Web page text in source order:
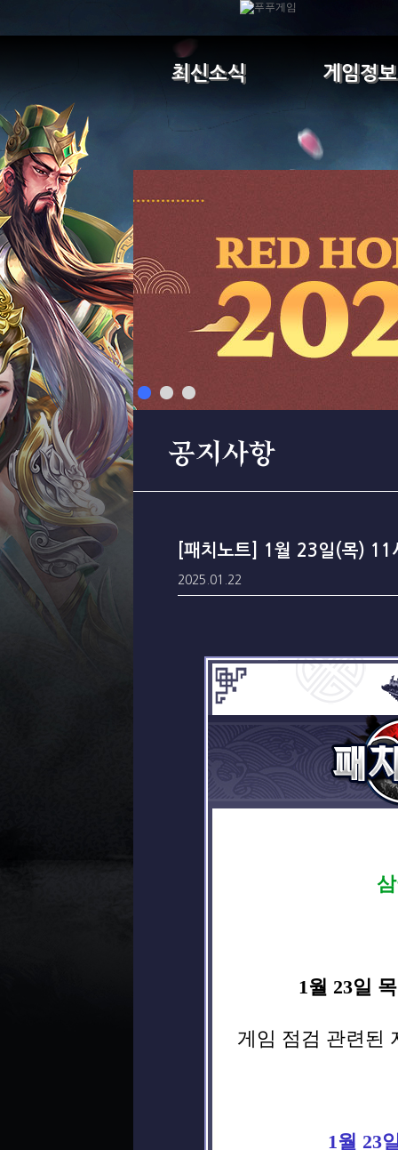
최신소식 게임정보
공지사항
[패치노트] 1월 23일(목)
2025.01.22
1월 23일
게임 점검 관련된
1월 23